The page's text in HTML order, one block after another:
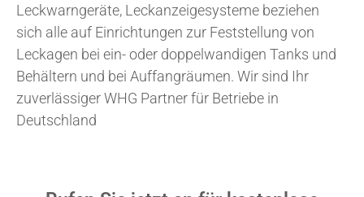
Leckwarngeräte, Leckanzeigesysteme beziehen
sich alle auf Einrichtungen zur Feststellung von
Leckagen bei ein- oder doppelwandigen Tanks und
Behältern und bei Auffangräumen. Wir sind Ihr
zuverlässiger WHG Partner für Betriebe in
Deutschland